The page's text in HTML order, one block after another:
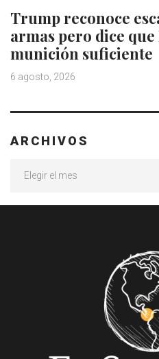
Trump reconoce
armas pero dice que
munición suficiente
6 agosto, 2026
ARCHIVOS